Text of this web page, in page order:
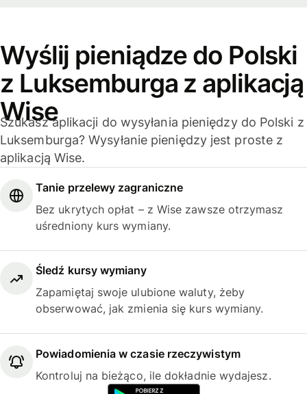
Wyślij pieniądze do Polski
z Luksemburga z aplikacją
Wise
Szukasz aplikacji do wysyłania pieniędzy do Polski z
Luksemburga? Wysyłanie pieniędzy jest proste z
aplikacją Wise.
Tanie przelewy zagraniczne
Bez ukrytych opłat – z Wise zawsze otrzymasz
uśredniony kurs wymiany.
Śledź kursy wymiany
Zapamiętaj swoje ulubione waluty, żeby
obserwować, jak zmienia się kurs wymiany.
Powiadomienia w czasie rzeczywistym
Kontroluj na bieżąco, ile dokładnie wydajesz.